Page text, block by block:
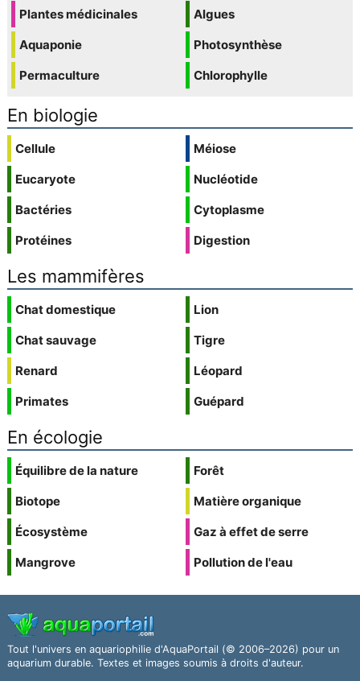
Plantes médicinales
Aquaponie
Permaculture
Algues
Photosynthèse
Chlorophylle
En biologie
Cellule
Eucaryote
Bactéries
Protéines
Méiose
Nucléotide
Cytoplasme
Digestion
Les mammifères
Chat domestique
Chat sauvage
Renard
Primates
Lion
Tigre
Léopard
Guépard
En écologie
Équilibre de la nature
Biotope
Écosystème
Mangrove
Forêt
Matière organique
Gaz à effet de serre
Pollution de l'eau
Tout l'univers en aquariophilie d'AquaPortail (© 2006–2026) pour un
aquarium durable. Textes et images soumis à droits d'auteur.